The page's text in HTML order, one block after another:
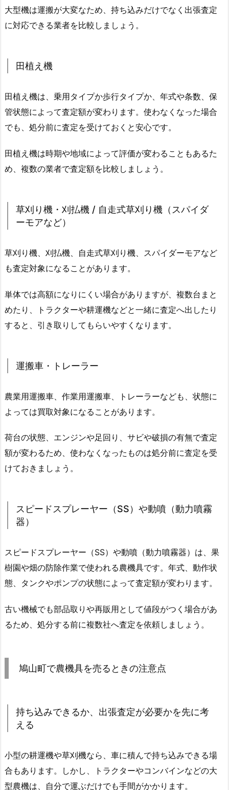
大型機は運搬が大変なため、持ち込みだけでなく出張査定
に対応できる業者を比較しましょう。
田植え機
田植え機は、乗用タイプか歩行タイプか、年式や条数、保
管状態によって査定額が変わります。使わなくなった場合
でも、処分前に査定を受けておくと安心です。
田植え機は時期や地域によって評価が変わることもあるた
め、複数の業者で査定額を比較しましょう。
草刈り機・刈払機 / 自走式草刈り機（スパイダ
ーモアなど）
草刈り機、刈払機、自走式草刈り機、スパイダーモアなど
も査定対象になることがあります。
単体では高額になりにくい場合がありますが、複数台まと
めたり、トラクターや耕運機などと一緒に査定へ出したり
すると、引き取りしてもらいやすくなります。
運搬車・トレーラー
農業用運搬車、作業用運搬車、トレーラーなども、状態に
よっては買取対象になることがあります。
荷台の状態、エンジンや足回り、サビや破損の有無で査定
額が変わるため、使わなくなったものは処分前に査定を受
けておきましょう。
スピードスプレーヤー（SS）や動噴（動力噴霧
器）
スピードスプレーヤー（SS）や動噴（動力噴霧器）は、果
樹園や畑の防除作業で使われる農機具です。年式、動作状
態、タンクやポンプの状態によって査定額が変わります。
古い機械でも部品取りや再販用として値段がつく場合があ
るため、処分する前に複数社へ査定を依頼しましょう。
鳩山町で農機具を売るときの注意点
持ち込みできるか、出張査定が必要かを先に考
える
小型の耕運機や草刈機なら、車に積んで持ち込みできる場
合もあります。しかし、トラクターやコンバインなどの大
型農機は、自分で運ぶだけでも手間がかかります。